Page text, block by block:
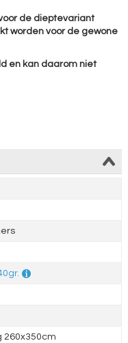
de dieptevariant
worden voor de gewone
en kan daarom niet
260x350cm